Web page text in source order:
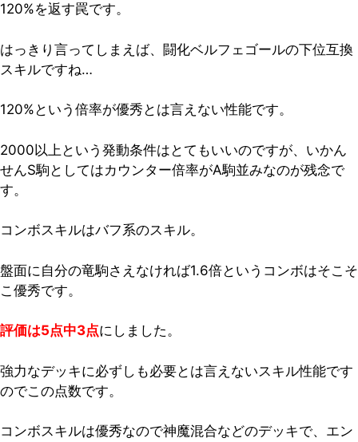
120%を返す罠です。
はっきり言ってしまえば、闘化ベルフェゴールの下位互換
スキルですね…
120%という倍率が優秀とは言えない性能です。
2000以上という発動条件はとてもいいのですが、いかん
せんS駒としてはカウンター倍率がA駒並みなのが残念で
す。
コンボスキルはバフ系のスキル。
盤面に自分の竜駒さえなければ1.6倍というコンボはそこそ
こ優秀です。
評価は5点中3点にしました。
強力なデッキに必ずしも必要とは言えないスキル性能です
のでこの点数です。
コンボスキルは優秀なので神魔混合などのデッキで、エン